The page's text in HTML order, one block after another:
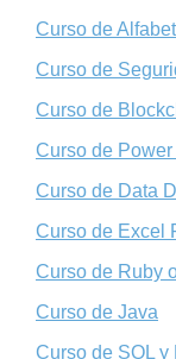
Curso de
Curso de
Curso de
Curso de Power
Curso de Data
Curso de Excel
Curso de Ruby
Curso de Java
Curso de SQL y